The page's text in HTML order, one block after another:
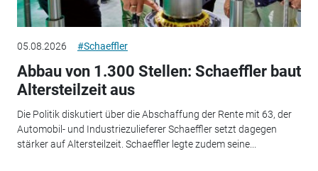
05.08.2026 #Schaeffler
Abbau von 1.300 Stellen: Schaeffler baut
Altersteilzeit aus
Die Politik diskutiert über die Abschaffung der Rente mit 63, der
Automobil- und Industriezulieferer Schaeffler setzt dagegen
stärker auf Altersteilzeit. Schaeffler legte zudem seine...